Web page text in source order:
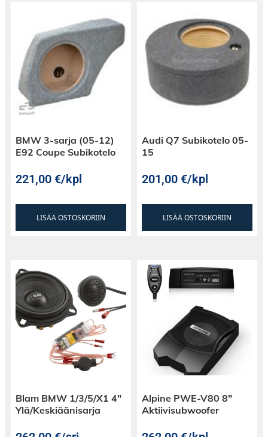
BMW 3-sarja (05-12)
E92 Coupe Subikotelo
221,00€/kpl
LISÄÄ OSTOSKORIIN
Audi Q7 Subikotelo 05-
15
201,00€/kpl
LISÄÄ OSTOSKORIIN
Blam BMW 1/3/5/X1 4″
Ylä/Keskiäänisarja
Alpine PWE-V80 8″
Aktiivisubwoofer